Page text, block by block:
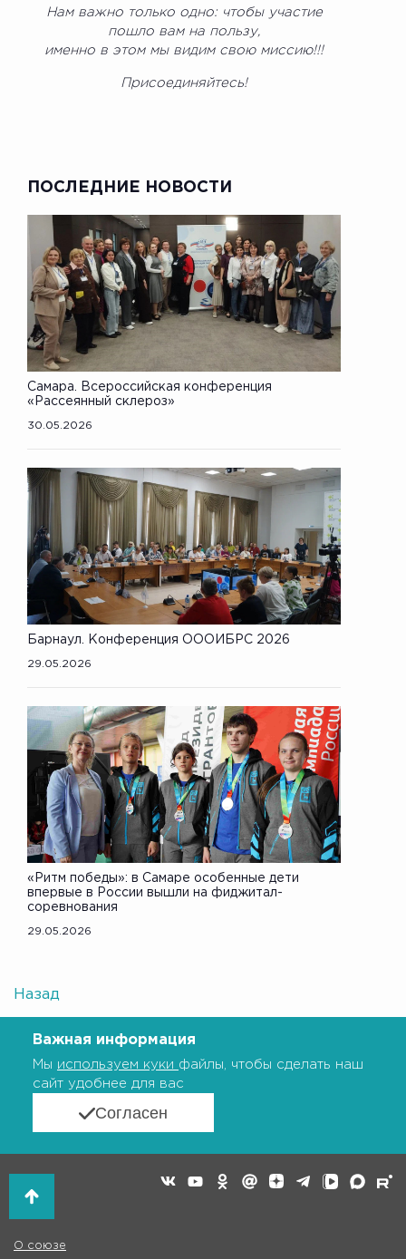
Нам важно только одно: чтобы участие
пошло вам на пользу,
именно в этом мы видим свою миссию!!!
Присоединяйтесь!
ПОСЛЕДНИЕ НОВОСТИ
Самара. Всероссийская конференция
«Рассеянный склероз»
30.05.2026
Барнаул. Конференция ОООИБРС 2026
29.05.2026
«Ритм победы»: в Самаре особенные дети
впервые в России вышли на фиджитал-
соревнования
29.05.2026
Назад
Важная информация
Мы используем куки файлы, чтобы сделать наш
сайт удобнее для вас
Согласен
О союзе